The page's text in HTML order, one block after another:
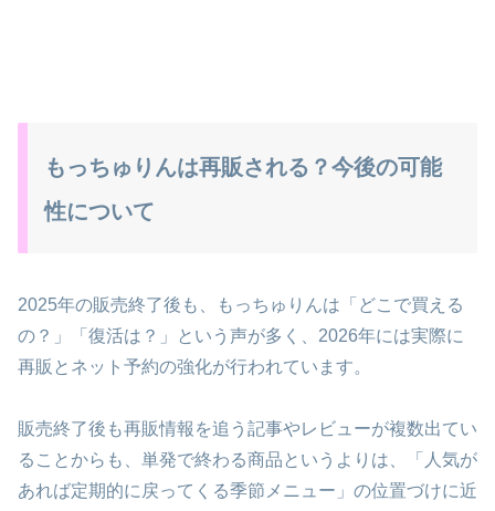
もっちゅりんは再販される？今後の可能
性について
2025年の販売終了後も、もっちゅりんは「どこで買える
の？」「復活は？」という声が多く、2026年には実際に
再販とネット予約の強化が行われています。
販売終了後も再販情報を追う記事やレビューが複数出てい
ることからも、単発で終わる商品というよりは、「人気が
あれば定期的に戻ってくる季節メニュー」の位置づけに近